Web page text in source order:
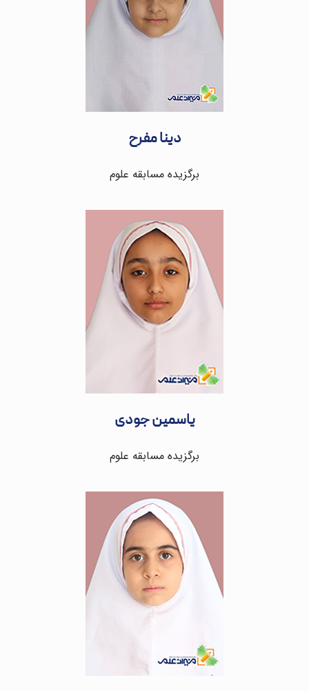
دینا مفرح
برگزیده مسابقه علوم
یاسمین جودی
برگزیده مسابقه علوم